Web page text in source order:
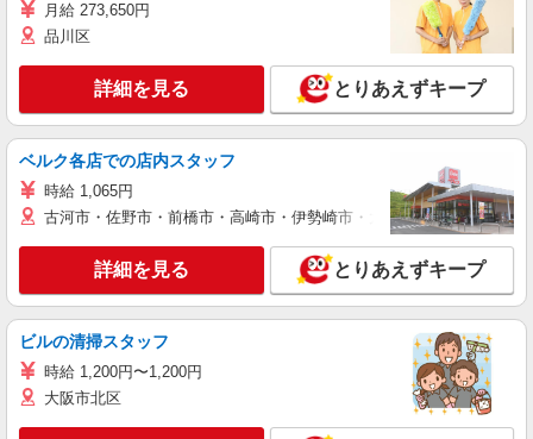
月給 273,650円
品川区
詳細を見る とりあえずキープ
ベルク各店での店内スタッフ
時給 1,065円
古河市・佐野市・前橋市・高崎市・伊勢崎市・太田市・館林市・藤
詳細を見る とりあえずキープ
ビルの清掃スタッフ
時給 1,200円〜1,200円
大阪市北区